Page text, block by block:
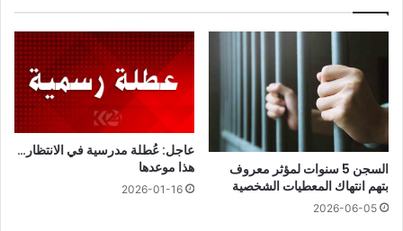
السجن 5 سنوات لمؤثر معروف
بتهم انتهاك المعطيات الشخصية
2026-06-05
عاجل: عُطلة مدرسية في الانتظار…
هذا موعدها
2026-01-16